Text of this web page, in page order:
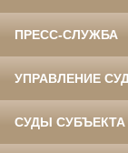
ПРЕСС-СЛУЖБА
УПРАВЛЕНИЕ
СУДЫ